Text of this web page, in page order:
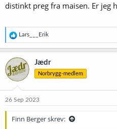
distinkt preg fra maisen. Er jeg
R
e
a
k
s
j
o
e
Lars___Erik
Jædr
Norbrygg-medlem
26 Sep 2023
Finn Berger skrev: